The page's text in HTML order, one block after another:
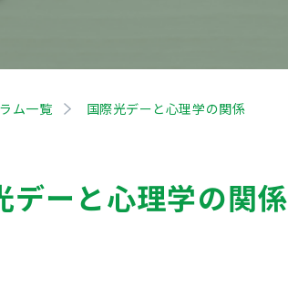
ム一覧 国際光デーと心理学の関係
デーと心理学の関係